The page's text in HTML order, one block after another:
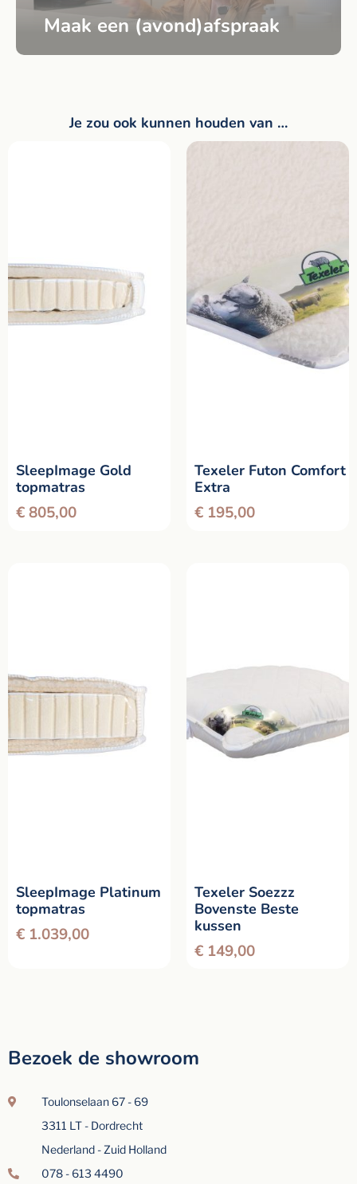
Maak een (avond)afspraak
Je zou ook kunnen houden van …
SleepImage Gold
topmatras
€805,00
Texeler Futon Comfort
Extra
€ 195,00
SleepImage Platinum
topmatras
€ 1.039,00
Texeler Soezzz
Bovenste Beste
kussen
€ 149,00
Bezoek de showroom
Toulonselaan 67 - 69
3311 LT - Dordrecht
Nederland - Zuid Holland
078 - 613 4490